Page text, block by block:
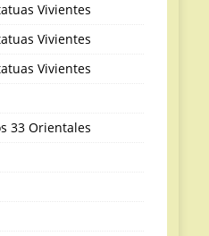
Vivientes
Vivientes
Vivientes
33 Orientales